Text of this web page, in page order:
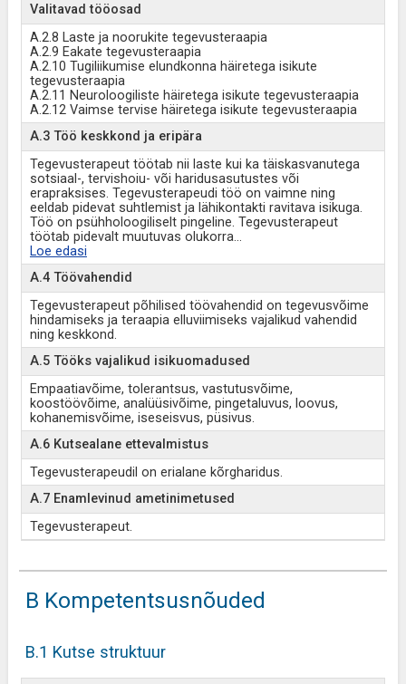
Valitavad tööosad
A.2.8 Laste ja noorukite tegevusteraapia
A.2.9 Eakate tegevusteraapia
A.2.10 Tugiliikumise elundkonna häiretega isikute
tegevusteraapia
A.2.11 Neuroloogiliste häiretega isikute tegevusteraapia
A.2.12 Vaimse tervise häiretega isikute tegevusteraapia
A.3 Töö keskkond ja eripära
Tegevusterapeut töötab nii laste kui ka täiskasvanutega
sotsiaal-, tervishoiu- või haridusasutustes või
erapraksises. Tegevusterapeudi töö on vaimne ning
eeldab pidevat suhtlemist ja lähikontakti ravitava isikuga.
Töö on psühholoogiliselt pingeline. Tegevusterapeut
töötab pidevalt muutuvas olukorra...
Loe edasi
A.4 Töövahendid
Tegevusterapeut põhilised töövahendid on tegevusvõime
hindamiseks ja teraapia elluviimiseks vajalikud vahendid
ning keskkond.
A.5 Tööks vajalikud isikuomadused
Empaatiavõime, tolerantsus, vastutusvõime,
koostöövõime, analüüsivõime, pingetaluvus, loovus,
kohanemisvõime, iseseisvus, püsivus.
A.6 Kutsealane ettevalmistus
Tegevusterapeudil on erialane kõrgharidus.
A.7 Enamlevinud ametinimetused
Tegevusterapeut.
B Kompetentsusnõuded
B.1 Kutse struktuur